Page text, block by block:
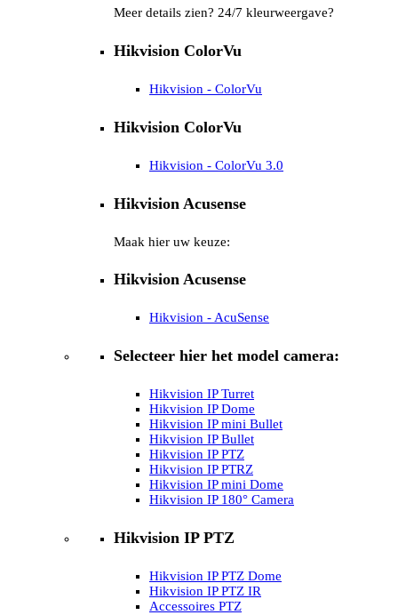
Meer details zien? 24/7 kleurweergave?
Hikvision ColorVu
Hikvision - ColorVu
Hikvision ColorVu
Hikvision - ColorVu 3.0
Hikvision Acusense
Maak hier uw keuze:
Hikvision Acusense
Hikvision - AcuSense
Selecteer hier het model camera:
Hikvision IP Turret
Hikvision IP Dome
Hikvision IP mini Bullet
Hikvision IP Bullet
Hikvision IP PTZ
Hikvision IP PTRZ
Hikvision IP mini Dome
Hikvision IP 180° Camera
Hikvision IP PTZ
Hikvision IP PTZ Dome
Hikvision IP PTZ IR
Accessoires PTZ